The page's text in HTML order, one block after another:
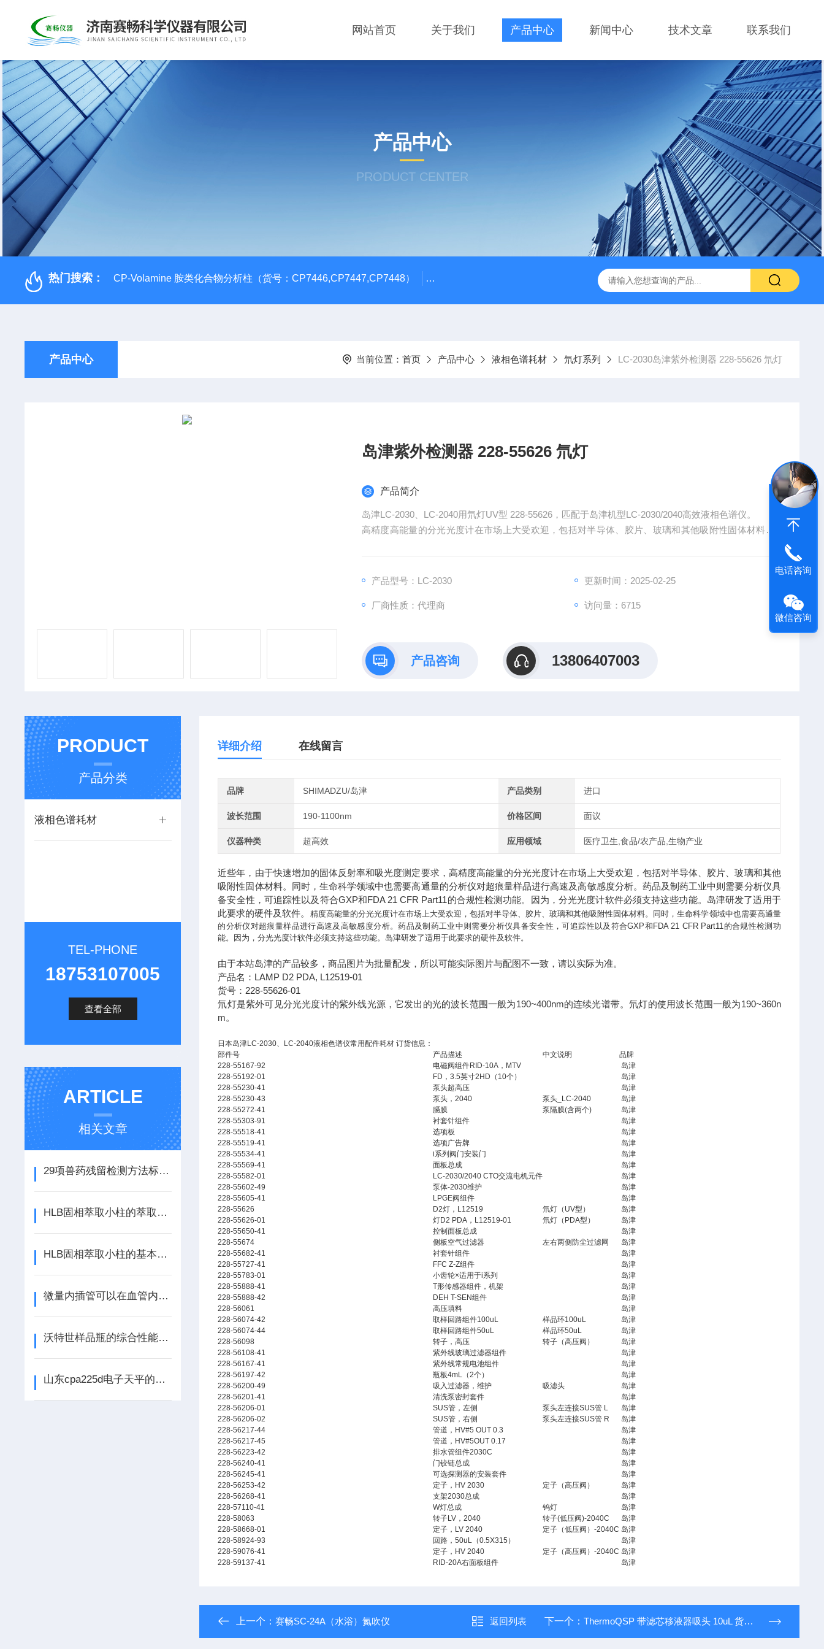
网站首页 关于我们 产品中心 新闻中心 技术文章 联系我们
产品中心
PRODUCT CENTER
热门搜索： CP-Volamine 胺类化合物分析柱（货号：CP7446,CP7447,CP7448） 岛津GL Inertsil ODS-3 4.6*250mm/5um 5020-01732 大连依利特Hypersil ODS2
产品中心 当前位置： 首页 产品中心 液相色谱耗材 氘灯系列 LC-2030岛津紫外检测器 228-55626 氘灯
岛津紫外检测器 228-55626 氘灯
产品简介
岛津LC-2030、LC-2040用氘灯UV型 228-55626，匹配于岛津机型LC-2030/2040高效液相色谱仪。
高精度高能量的分光光度计在市场上大受欢迎，包括对半导体、胶片、玻璃和其他吸附性固体材料。
产品型号：LC-2030 更新时间：2025-02-25
厂商性质：代理商 访问量：6715
产品咨询 13806407003
PRODUCT
产品分类
液相色谱耗材
TEL-PHONE
18753107005
查看全部
ARTICLE
相关文章
29项兽药残留检测方法标准目录
HLB固相萃取小柱的萃取过程和解决的问题
HLB固相萃取小柱的基本原理和主要特征是怎样的？
微量内插管可以在血管内部进行精确的操作
沃特世样品瓶的综合性能和使用说明
山东cpa225d电子天平的产品特点和应用模式
详细介绍 在线留言
品牌 SHIMADZU/岛津 产品类别 进口
波长范围 190-1100nm 价格区间 面议
仪器种类 超高效 应用领域 医疗卫生,食品/农产品,生物产业
近些年，由于快速增加的固体反射率和吸光度测定要求，高精度高能量的分光光度计在市场上大受欢迎，包括对半导体、胶片、玻璃和其他
吸附性固体材料。同时，生命科学领域中也需要高通量的分析仪对超痕量样品进行高速及高敏感度分析。药品及制药工业中则需要分析仪具
备安全性，可追踪性以及符合GXP和FDA 21 CFR Part11的合规性检测功能。因为，分光光度计软件必须支持这些功能。岛津研发了适用于
此要求的硬件及软件。 精度高能量的分光光度计在市场上大受欢迎，包括对半导体、胶片、玻璃和其他吸附性固体材料。同时，生命科学领域中也需要高通量
的分析仪对超痕量样品进行高速及高敏感度分析。药品及制药工业中则需要分析仪具备安全性，可追踪性以及符合GXP和FDA 21 CFR Part11的合规性检测功
能。因为，分光光度计软件必须支持这些功能。岛津研发了适用于此要求的硬件及软件。
由于本站岛津的产品较多，商品图片为批量配发，所以可能实际图片与配图不一致，请以实际为准。
产品名：LAMP D2 PDA, L12519-01
货号：228-55626-01
氘灯是紫外可见分光光度计的紫外线光源，它发出的光的波长范围一般为190~400nm的连续光谱带。氘灯的使用波长范围一般为190~360n
m。
日本岛津LC-2030、LC-2040液相色谱仪常用配件耗材 订货信息：
部件号
产品描述 中文说明
品牌
228-55167-92
电磁阀组件RID-10A，MTV
岛津
228-55192-01
FD，3.5英寸2HD（10个）
岛津
228-55230-41
泵头超高压
岛津
228-55230-43
泵头，2040 泵头_LC-2040
岛津
228-55272-41
膈膜 泵隔膜(含两个)
岛津
228-55303-91
衬套针组件
岛津
228-55518-41
选项板
岛津
228-55519-41
选项广告牌
岛津
228-55534-41
i系列阀门安装门
岛津
228-55569-41
面板总成
岛津
228-55582-01
LC-2030/2040 CTO交流电机元件
岛津
228-55602-49
泵体-2030维护
岛津
228-55605-41
LPGE阀组件
岛津
228-55626
D2灯，L12519 氘灯（UV型）
岛津
228-55626-01
灯D2 PDA，L12519-01 氘灯（PDA型）
岛津
228-55650-41
控制面板总成
岛津
228-55674
侧板空气过滤器 左右两侧防尘过滤网
岛津
228-55682-41
衬套针组件
岛津
228-55727-41
FFC Z-Z组件
岛津
228-55783-01
小齿轮×适用于i系列
岛津
228-55888-41
T形传感器组件，机架
岛津
228-55888-42
DEH T-SEN组件
岛津
228-56061
高压填料
岛津
228-56074-42
取样回路组件100uL 样品环100uL
岛津
228-56074-44
取样回路组件50uL 样品环50uL
岛津
228-56098
转子，高压 转子（高压阀）
岛津
228-56108-41
紫外线玻璃过滤器组件
岛津
228-56167-41
紫外线常规电池组件
岛津
228-56197-42
瓶板4mL（2个）
岛津
228-56200-49
吸入过滤器，维护 吸滤头
岛津
228-56201-41
清洗泵密封套件
岛津
228-56206-01
SUS管，左侧 泵头左连接SUS管 L
岛津
228-56206-02
SUS管，右侧 泵头左连接SUS管 R
岛津
228-56217-44
管道，HV#5 OUT 0.3
岛津
228-56217-45
管道，HV#5OUT 0.17
岛津
228-56223-42
排水管组件2030C
岛津
228-56240-41
门铰链总成
岛津
228-56245-41
可选探测器的安装套件
岛津
228-56253-42
定子，HV 2030 定子（高压阀）
岛津
228-56268-41
支架2030总成
岛津
228-57110-41
W灯总成 钨灯
岛津
228-58063
转子LV，2040 转子(低压阀)-2040C
岛津
228-58668-01
定子，LV 2040 定子（低压阀）-2040C 岛津
228-58924-93
回路，50uL（0.5X315）
岛津
228-59076-41
定子，HV 2040 定子（高压阀）-2040C 岛津
228-59137-41
RID-20A右面板组件 岛津
上一个：赛畅SC-24A（水浴）氮吹仪 返回列表 下一个： ThermoQSP 带滤芯移液器吸头 10uL 货号：TF10210Q
电话咨询
微信咨询